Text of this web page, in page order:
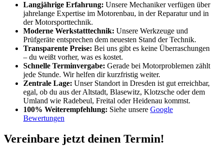
Langjährige Erfahrung: Unsere Mechaniker verfügen über
jahrelange Expertise im Motorenbau, in der Reparatur und in
der Motorsporttechnik.
Moderne Werkstatttechnik: Unsere Werkzeuge und
Prüfgeräte entsprechen dem neuesten Stand der Technik.
Transparente Preise: Bei uns gibt es keine Überraschungen
– du weißt vorher, was es kostet.
Schnelle Terminvergabe: Gerade bei Motorproblemen zählt
jede Stunde. Wir helfen dir kurzfristig weiter.
Zentrale Lage: Unser Standort in Dresden ist gut erreichbar,
egal, ob du aus der Altstadt, Blasewitz, Klotzsche oder dem
Umland wie Radebeul, Freital oder Heidenau kommst.
100% Weiterempfehlung: Siehe unsere Google
Bewertungen
Vereinbare jetzt deinen Termin!